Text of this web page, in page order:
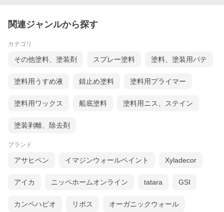
●クリアータイプ 2タイプ
関連ジャンルから探す
カテゴリ
その他塗料、塗装剤 スプレー塗料 塗料、塗装用パテ
塗料用うすめ液 錆止め塗料 塗料用プライマー
塗料用ワックス 船底塗料 塗料用ニス、ステイン
塗装剥離、除去剤
ブランド
アサヒペン イマジンウォールペイント Xyladecor
アイカ ニッペホームオンライン tatara GSI
カンペハピオ リボス オーガニックウォール